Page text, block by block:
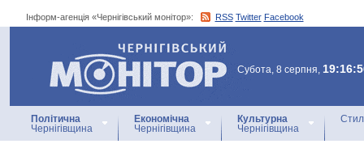
Інформ-агенція «Чернігівський монітор»: RSS Twitter Facebook
Інформ-агенція
«Чернігівський монітор»
Субота, 8 серпня,
Політична
Чернігівщина
Економічна
Чернігівщина
Культурна
Чернігівщина